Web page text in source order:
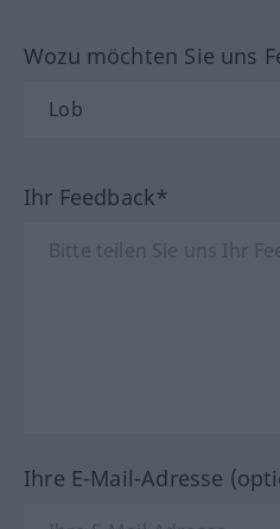
Wozu möchten Sie uns
Ihr Feedback*
Ihre E-Mail-Adresse